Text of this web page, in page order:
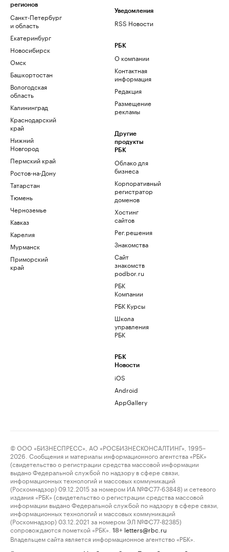
регионов
Санкт-Петербург
и область
Екатеринбург
Новосибирск
Омск
Башкортостан
Вологодская
область
Калининград
Краснодарский
край
Нижний
Новгород
Пермский край
Ростов-на-Дону
Татарстан
Тюмень
Черноземье
Кавказ
Карелия
Мурманск
Приморский
край
Уведомления
RSS Новости
РБК
О компании
Контактная
информация
Редакция
Размещение
рекламы
Другие
продукты
РБК
Облако для
бизнеса
Корпоративный
регистратор
доменов
Хостинг
сайтов
Рег.решения
Знакомства
Сайт
знакомств
podbor.ru
РБК
Компании
РБК Курсы
Школа
управления
РБК
РБК
Новости
iOS
Android
AppGallery
© ООО «БИЗНЕСПРЕСС», АО «РОСБИЗНЕСКОНСАЛТИНГ», 1995–
2026. Сообщения и материалы информационного агентства «РБК»
(свидетельство о регистрации средства массовой информации
выдано Федеральной службой по надзору в сфере связи,
информационных технологий и массовых коммуникаций
(Роскомнадзор) 09.12.2015 за номером ИА №ФС77-63848) и сетевого
издания «РБК» (свидетельство о регистрации средства массовой
информации выдано Федеральной службой по надзору в сфере связи,
информационных технологий и массовых коммуникаций
(Роскомнадзор) 03.12.2021 за номером ЭЛ №ФС77-82385)
сопровождаются пометкой «РБК».
18+ letters@rbc.ru
Владельцем сайта является информационное агентство «РБК».